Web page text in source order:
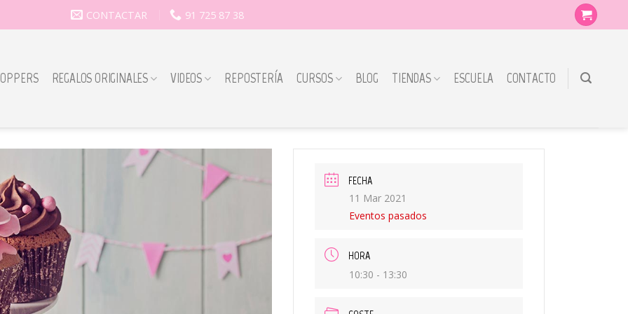
CONTACTAR 91 725 87 38
REGALOS ORIGINALES VIDEOS REPOSTERÍA CURSOS BLOG TIENDAS ESCUELA CONTACTO
FECHA
11 Mar 2021
Eventos pasados
HORA
10:30 - 13:30